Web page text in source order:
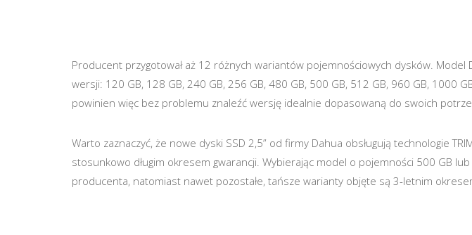
Producent przygotował aż 12 różnych wariantów pojemnościowych dysków. Model
wersji: 120 GB, 128 GB, 240 GB, 256 GB, 480 GB, 500 GB, 512 GB, 960 GB, 1000
powinien więc bez problemu znaleźć wersję idealnie dopasowaną do swoich
Warto zaznaczyć, że nowe dyski SSD 2,5” od firmy Dahua obsługują technologie
stosunkowo długim okresem gwarancji. Wybierając model o pojemności 500 GB
producenta, natomiast nawet pozostałe, tańsze warianty objęte są 3-letnim